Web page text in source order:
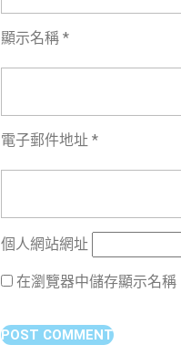
顯示名稱 *
電子郵件地址 *
個人網站網址
在瀏覽器中儲存顯示名